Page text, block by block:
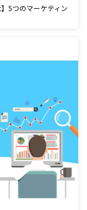
5つのマーケティン